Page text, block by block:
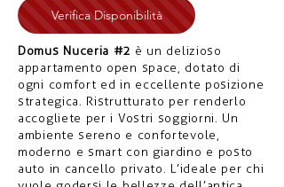
Verifica Disponibilità
Domus Nuceria #2 è un delizioso
appartamento open space, dotato di
ogni comfort ed in eccellente posizione
strategica. Ristrutturato per renderlo
accogliete per i Vostri soggiorni. Un
ambiente sereno e confortevole,
moderno e smart con giardino e posto
auto in cancello privato. L’ideale per chi